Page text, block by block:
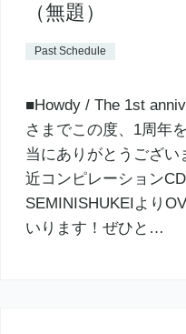
（無題）
Past Schedule
■Howdy / The 1st
さまでこの度、1周年
当にありがとうござ
近コンピレーション
SEMINISHUKEIより
いります！ぜひと…